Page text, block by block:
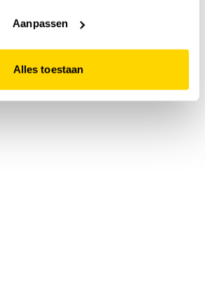
functioneert.
Aanpassen
Alles toestaan